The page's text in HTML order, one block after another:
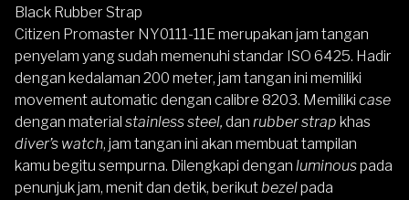
Black Rubber Strap
Citizen Promaster NY0111-11Emerupakan jam tangan
penyelam yang sudah memenuhi standar ISO 6425. Hadir
dengan kedalaman 200 meter, jam tangan ini memiliki
movement automatic dengan calibre 8203. Memiliki case
dengan material stainless steel, dan rubber strap khas
diver’s watch, jam tangan ini akan membuat tampilan
kamu begitu sempurna. Dilengkapi dengan luminouspada
penunjuk jam, menit dan detik, berikutbezelpada